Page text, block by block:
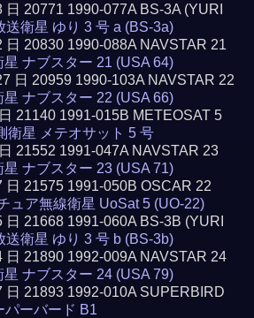
日 20771 1990-077A BS-3A (YURI
送衛星 ゆり 3 号 a (BS-3a)
日 20830 1990-088A NAVSTAR 21
星 ナブスター 21 (USA 64)
日 20959 1990-103A NAVSTAR 22
星 ナブスター 22 (USA 66)
21140 1991-015B METEOSAT 5
衛星 メテオサット 5 号
21552 1991-047A NAVSTAR 23
星 ナブスター 23 (USA 71)
日 21575 1991-050B OSCAR 22
ュア無線衛星 UoSat 5 (UO-22)
日 21668 1991-060A BS-3B (YURI
送衛星 ゆり 3 号 b (BS-3b)
日 21890 1992-009A NAVSTAR 24
星 ナブスター 24 (USA 79)
日 21893 1992-010A SUPERBIRD
パーバード B1